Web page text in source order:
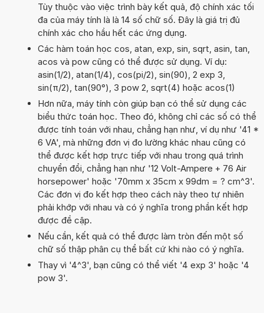
Tùy thuộc vào việc trình bày kết quả, độ chính xác tối
đa của máy tính là là 14 số chữ số. Đây là giá trị đủ
chính xác cho hầu hết các ứng dụng.
Các hàm toán học cos, atan, exp, sin, sqrt, asin, tan,
acos và pow cũng có thể được sử dụng. Ví dụ:
asin(1/2), atan(1/4), cos(pi/2), sin(90), 2 exp 3,
sin(π/2), tan(90°), 3 pow 2, sqrt(4) hoặc acos(1)
Hơn nữa, máy tính còn giúp bạn có thể sử dụng các
biểu thức toán học. Theo đó, không chỉ các số có thể
được tính toán với nhau, chẳng hạn như, ví dụ như '41 *
6 VA', mà những đơn vị đo lường khác nhau cũng có
thể được kết hợp trực tiếp với nhau trong quá trình
chuyển đổi, chẳng hạn như '12 Volt-Ampere + 76 Air
horsepower' hoặc '70mm x 35cm x 99dm = ? cm^3'.
Các đơn vị đo kết hợp theo cách này theo tự nhiên
phải khớp với nhau và có ý nghĩa trong phần kết hợp
được đề cập.
Nếu cần, kết quả có thể được làm tròn đến một số
chữ số thập phân cụ thể bất cứ khi nào có ý nghĩa.
Thay vì '4^3', bạn cũng có thể viết '4 exp 3' hoặc '4
pow 3'.